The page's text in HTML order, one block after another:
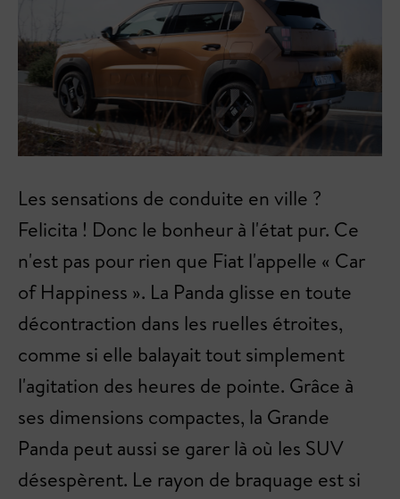
Les sensations de conduite en ville ?
Felicita ! Donc le bonheur à l'état pur. Ce
n'est pas pour rien que Fiat l'appelle « Car
of Happiness ». La Panda glisse en toute
décontraction dans les ruelles étroites,
comme si elle balayait tout simplement
l'agitation des heures de pointe. Grâce à
ses dimensions compactes, la Grande
Panda peut aussi se garer là où les SUV
désespèrent. Le rayon de braquage est si